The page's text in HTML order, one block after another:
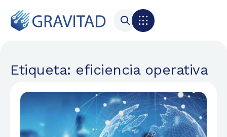
Etiqueta: eficiencia operativa